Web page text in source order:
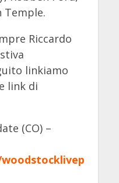
Temple.
Riccardo
linkiamo
link di
(CO) –